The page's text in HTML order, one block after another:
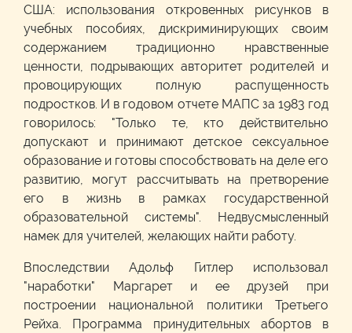
США: использования откровенных рисунков в
учебных пособиях, дискриминирующих своим
содержанием традиционно нравственные
ценности, подрывающих авторитет родителей и
провоцирующих полную распущенность
подростков. И в годовом отчете МАПС за 1983 год
говорилось: "Только те, кто действительно
допускают и принимают детское сексуальное
образование и готовы способствовать на деле его
развитию, могут рассчитывать на претворение
его в жизнь в рамках государственной
образовательной системы". Недвусмысленный
намек для учителей, желающих найти работу.
Впоследствии Адольф Гитлер использовал
"наработки" Маргарет и ее друзей при
построении национальной политики Третьего
Рейха. Программа принудительных абортов в